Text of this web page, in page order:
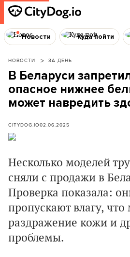
Новости Куда пойти
НОВОСТИ ЗА ДЕНЬ
В Беларуси
опасное нижнее
может навредить
CITYDOG.IO02.06.2025
Несколько моделей
сняли с продажи в
Проверка показала:
пропускают влагу,
раздражение кожи и
проблемы.